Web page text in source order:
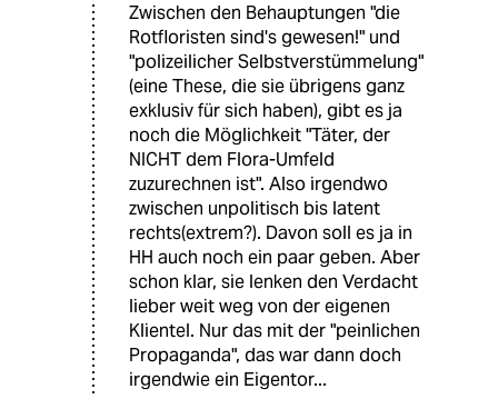
Zwischen den Behauptungen "die
Rotfloristen sind's gewesen!" und
"polizeilicher Selbstverstümmelung"
(eine These, die sie übrigens ganz
exklusiv für sich haben), gibt es ja
noch die Möglichkeit "Täter, der
NICHT dem Flora-Umfeld
zuzurechnen ist". Also irgendwo
zwischen unpolitisch bis latent
rechts(extrem?). Davon soll es ja in
HH auch noch ein paar geben. Aber
schon klar, sie lenken den Verdacht
lieber weit weg von der eigenen
Klientel. Nur das mit der "peinlichen
Propaganda", das war dann doch
irgendwie ein Eigentor...